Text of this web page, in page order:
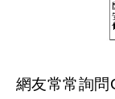
網友常常詢問